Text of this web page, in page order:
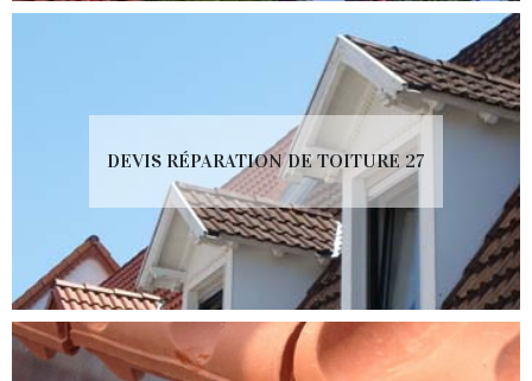
DEVIS RÉPARATION DE TOITURE 27